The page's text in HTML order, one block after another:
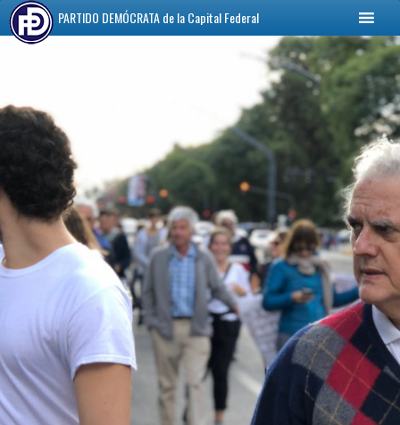
PARTIDO DEMÓCRATAde la Capital Federal